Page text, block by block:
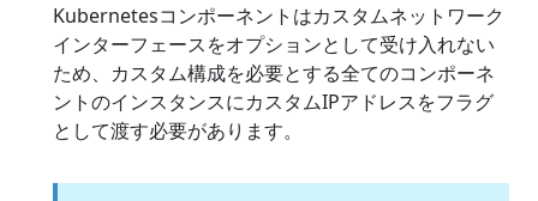
Kubernetesコンポーネントはカスタムネットワーク
インターフェースをオプションとして受け入れない
ため、カスタム構成を必要とする全てのコンポーネ
ントのインスタンスにカスタムIPアドレスをフラグ
として渡す必要があります。